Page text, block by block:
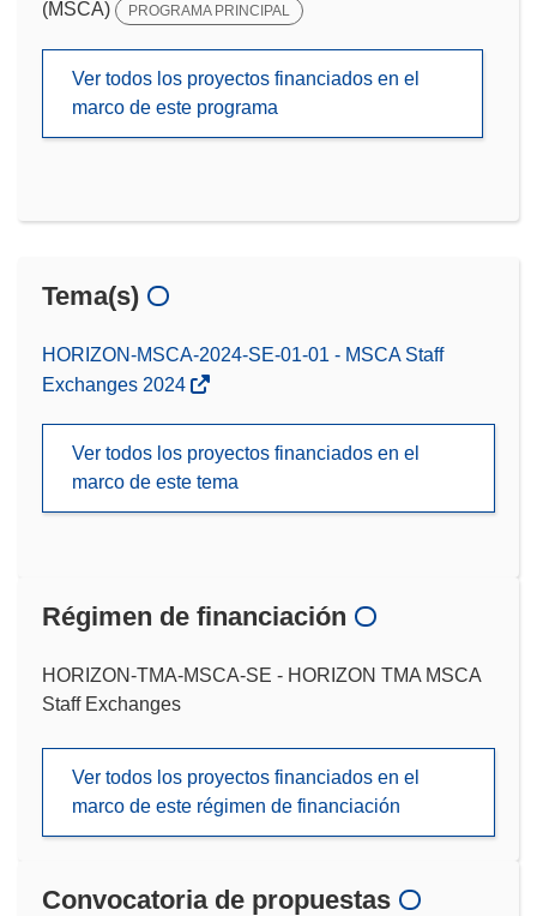
(MSCA) PROGRAMA PRINCIPAL
Ver todos los proyectos financiados en el
marco de este programa
Tema(s)
HORIZON-MSCA-2024-SE-01-01 - MSCA Staff
Exchanges 2024
Ver todos los proyectos financiados en el
marco de este tema
Régimen de financiación
HORIZON-TMA-MSCA-SE - HORIZON TMA MSCA
Staff Exchanges
Ver todos los proyectos financiados en el
marco de este régimen de financiación
Convocatoria de propuestas